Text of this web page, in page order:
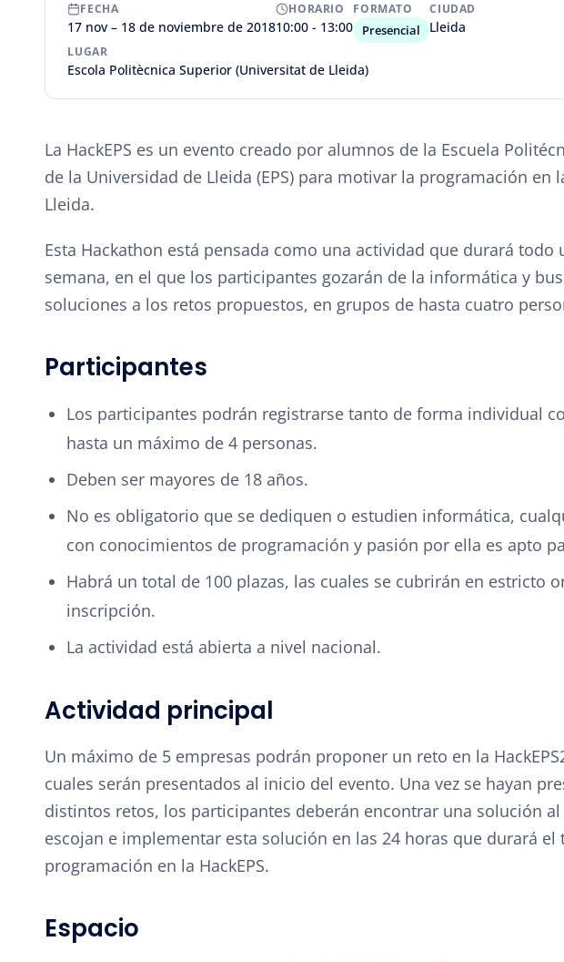
FECHA
17 nov – 18 de noviembre de 2018
HORARIO
10:00 - 13:00
FORMATO
Presencial
CIUDAD
Lleida
LUGAR
Escola Politècnica Superior (Universitat de Lleida)
La HackEPS es un evento creado por alumnos de la Escuela
de la Universidad de Lleida (EPS) para motivar la programación en
Lleida.
Esta Hackathon está pensada como una actividad que durará todo
semana, en el que los participantes gozarán de la informática y
soluciones a los retos propuestos, en grupos de hasta cuatro
Participantes
Los participantes podrán registrarse tanto de forma individual
hasta un máximo de 4 personas.
Deben ser mayores de 18 años.
No es obligatorio que se dediquen o estudien informática,
con conocimientos de programación y pasión por ella es apto
Habrá un total de 100 plazas, las cuales se cubrirán en estricto
inscripción.
La actividad está abierta a nivel nacional.
Actividad principal
Un máximo de 5 empresas podrán proponer un reto en la
cuales serán presentados al inicio del evento. Una vez se hayan
distintos retos, los participantes deberán encontrar una solución
escojan e implementar esta solución en las 24 horas que durará el
programación en la HackEPS.
Espacio